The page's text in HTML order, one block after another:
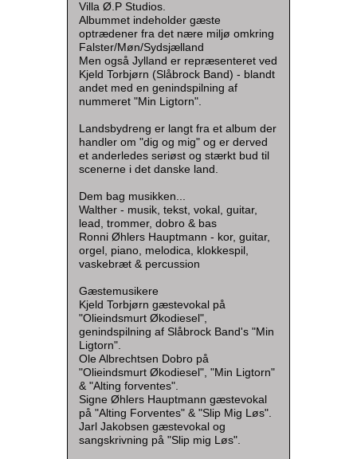
Villa Ø.P Studios.
Albummet indeholder gæste
optrædener fra det nære miljø omkring
Falster/Møn/Sydsjælland
Men også Jylland er repræsenteret ved
Kjeld Torbjørn (Slåbrock Band) - blandt
andet med en genindspilning af
nummeret "Min Ligtorn".
Landsbydreng er langt fra et album der
handler om "dig og mig" og er derved
et anderledes seriøst og stærkt bud til
scenerne i det danske land.
Dem bag musikken...
Walther - musik, tekst, vokal, guitar,
lead, trommer, dobro & bas
Ronni Øhlers Hauptmann - kor, guitar,
orgel, piano, melodica, klokkespil,
vaskebræt & percussion
Gæstemusikere
Kjeld Torbjørn gæstevokal på
"Olieindsmurt Økodiesel",
genindspilning af Slåbrock Band's "Min
Ligtorn".
Ole Albrechtsen Dobro på
"Olieindsmurt Økodiesel", "Min Ligtorn"
& "Alting forventes".
Signe Øhlers Hauptmann gæstevokal
på "Alting Forventes" & "Slip Mig Løs".
Jarl Jakobsen gæstevokal og
sangskrivning på "Slip mig Løs".